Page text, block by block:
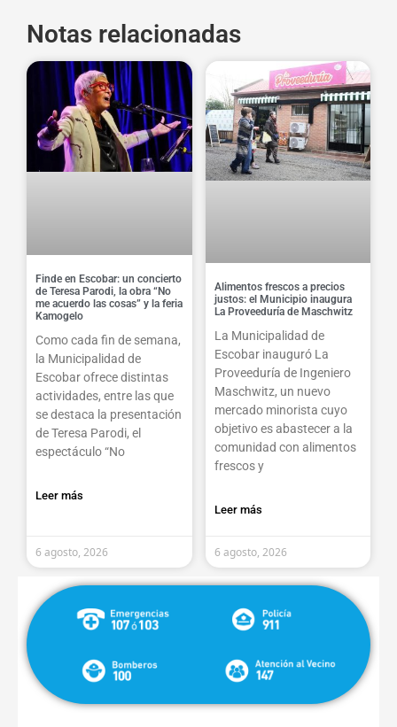
Notas relacionadas
Finde en Escobar: un concierto
de Teresa Parodi, la obra “No
me acuerdo las cosas” y la feria
Kamogelo
Como cada fin de semana,
la Municipalidad de
Escobar ofrece distintas
actividades, entre las que
se destaca la presentación
de Teresa Parodi, el
espectáculo “No
Leer más
6 agosto, 2026
Alimentos frescos a precios
justos: el Municipio inaugura
La Proveeduría de Maschwitz
La Municipalidad de
Escobar inauguró La
Proveeduría de Ingeniero
Maschwitz, un nuevo
mercado minorista cuyo
objetivo es abastecer a la
comunidad con alimentos
frescos y
Leer más
6 agosto, 2026